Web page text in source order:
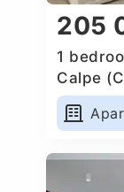
205
1
Calpe